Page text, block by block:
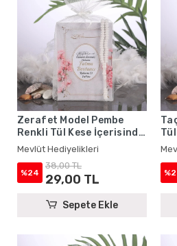
Zerafet Model Pembe
Renkli Tül Kese İçerisinde
Yasin Kitabı ve Tesbih -
Mevlüt Hediyelikleri
Mevlüt Hediyelikleri
%24
38,00 TL
29,00 TL
Sepete Ekle